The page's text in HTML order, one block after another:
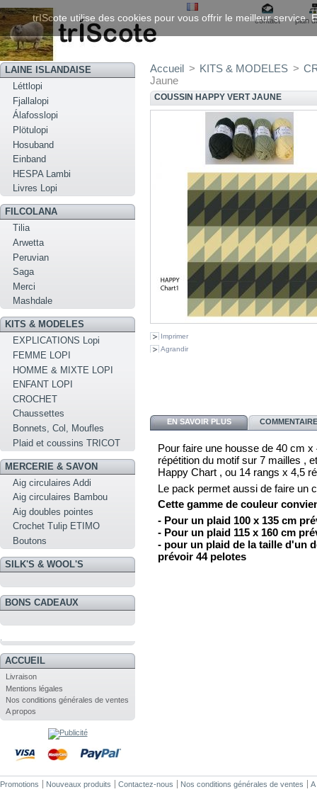
contact plan
LAINE ISLANDAISE
Léttlopi
Fjallalopi
Álafosslopi
Plötulopi
Hosuband
Einband
HESPA Lambi
Livres Lopi
FILCOLANA
Tilia
Arwetta
Peruvian
Saga
Merci
Mashdale
KITS & MODELES
EXPLICATIONS Lopi
FEMME LOPI
HOMME & MIXTE LOPI
ENFANT LOPI
CROCHET
Chaussettes
Bonnets, Col, Moufles
Plaid et coussins TRICOT
MERCERIE & SAVON
Aig circulaires Addi
Aig circulaires Bambou
Aig doubles pointes
Crochet Tulip ETIMO
Boutons
SILK'S & WOOL'S
BONS CADEAUX
ACCUEIL
Livraison
Mentions légales
Nos conditions générales de ventes
A propos
Accueil > KITS & MODELES >
Jaune
COUSSIN HAPPY VERT JAUNE
Imprimer
Agrandir
EN SAVOIR PLUS
Pour faire une housse de 40 cm
répétition du motif sur 7 mailles ,
Happy Chart , ou 14 rangs x 4,5
Le pack permet aussi de faire un
Cette gamme de couleur
- Pour un plaid 100 x 135 cm
- Pour un plaid 115 x 160 cm
- pour un plaid de la taille d'un
prévoir 44 pelotes
Promotions Nouveaux produits Contactez-nous Nos conditions générales de ventes A
trIScote utilise des cookies pour vous offrir le meilleur